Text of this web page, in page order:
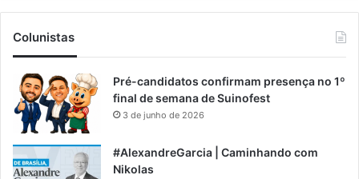
Colunistas
Pré-candidatos confirmam presença no 1º
final de semana de Suinofest
3 de junho de 2026
#AlexandreGarcia | Caminhando com
Nikolas